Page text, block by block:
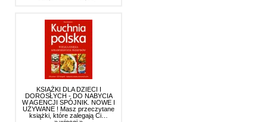
KSIĄŻKI DLA DZIECI I
DOROSŁYCH - DO NABYCIA
W AGENCJI SPÓJNIK. NOWE I
UŻYWANE ! Masz przeczytane
książki, które zalegają Ci…